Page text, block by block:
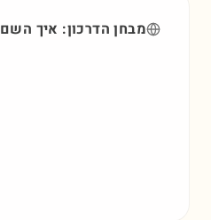
מבחן הדרכון: איך השם